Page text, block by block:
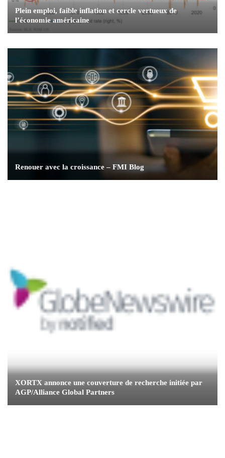
Plein emploi, faible inflation et cercle vertueux de
l’économie américaine
Renouer avec la croissance – FMI Blog
XORTX annonce une couverture de recherche initiée par
AGP/Alliance Global Partners